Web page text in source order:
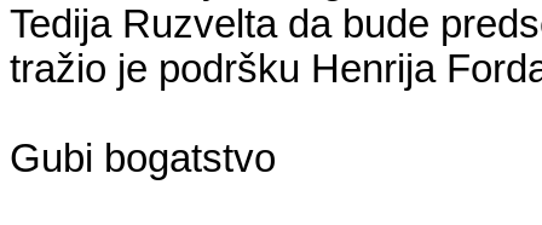
Tedija Ruzvelta da bude
tražio je podršku Henrija
Gubi bogatstvo